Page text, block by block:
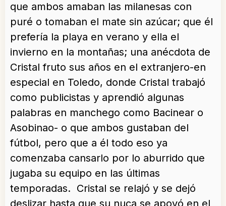
que ambos amaban las milanesas con
puré o tomaban el mate sin azúcar; que él
prefería la playa en verano y ella el
invierno en la montañas; una anécdota de
Cristal fruto sus años en el extranjero-en
especial en Toledo, donde Cristal trabajó
como publicistas y aprendió algunas
palabras en manchego como Bacinear o
Asobinao- o que ambos gustaban del
fútbol, pero que a él todo eso ya
comenzaba cansarlo por lo aburrido que
jugaba su equipo en las últimas
temporadas. Cristal se relajó y se dejó
deslizar hasta que su nuca se apoyó en el